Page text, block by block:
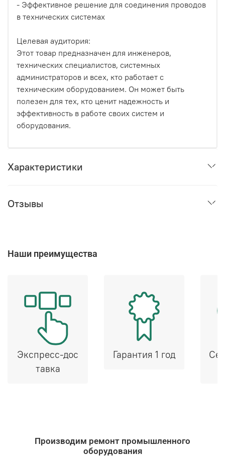
- Эффективное решение для соединения проводов
в технических системах
Целевая аудитория:
Этот товар предназначен для инженеров,
технических специалистов, системных
администраторов и всех, кто работает с
техническим оборудованием. Он может быть
полезен для тех, кто ценит надежность и
эффективность в работе своих систем и
оборудования.
Характеристики
Отзывы
Наши преимущества
Экспресс-дос
тавка
Гарантия 1 год
Производим ремонт промышленного
оборудования